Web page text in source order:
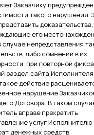
Заказчику
такого нарушения.
доказательства,
его
случае непредставления
либо сомнений в их
при повторной
раздел сайта Исполнителя
действие
нарушение
Договора. В таком
вправе прекратить
услуг Исполнителю
денежных средств.